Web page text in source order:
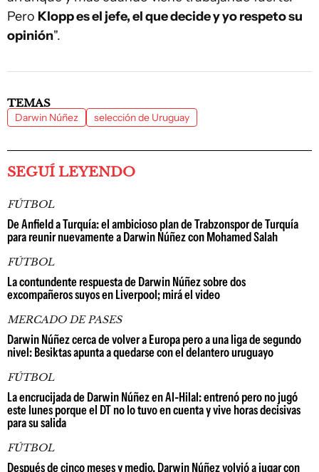
Pero Klopp es el jefe, el que decide y yo respeto su
opinión".
TEMAS
Darwin Núñez selección de Uruguay
SEGUÍ LEYENDO
FÚTBOL
De Anfield a Turquía: el ambicioso plan de Trabzonspor de Turquía
para reunir nuevamente a Darwin Núñez con Mohamed Salah
FÚTBOL
La contundente respuesta de Darwin Núñez sobre dos
excompañeros suyos en Liverpool; mirá el video
MERCADO DE PASES
Darwin Núñez cerca de volver a Europa pero a una liga de segundo
nivel: Besiktas apunta a quedarse con el delantero uruguayo
FÚTBOL
La encrucijada de Darwin Núñez en Al-Hilal: entrenó pero no jugó
este lunes porque el DT no lo tuvo en cuenta y vive horas decisivas
para su salida
FÚTBOL
Después de cinco meses y medio, Darwin Núñez volvió a jugar con